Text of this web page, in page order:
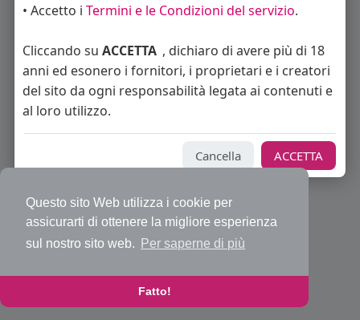
Questo sito Web utilizza i cookie per
assicurarti di ottenere la migliore esperienza
sul nostro sito web.
Per saperne di più
Fatto!
Home
Cos'è BakecaSocial Annunci Mercatino
Blog
Eventi
Contattaci Privacy Policy
Condizioni d'uso
Richiedi rimborso abbonamento PRO
Sviluppatori
Centro Assistenza
Supporto
• Accetto i Termini e le Condizioni del servizio.
Cliccando su ACCETTA , dichiaro di avere più di 18
anni ed esonero i fornitori, i proprietari e i creatori
del sito da ogni responsabilità legata ai contenuti e
al loro utilizzo.
Cancella ACCETTA